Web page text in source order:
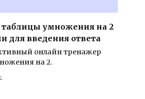
умножения на 2
для введения ответа
онлайн тренажер
на 2.